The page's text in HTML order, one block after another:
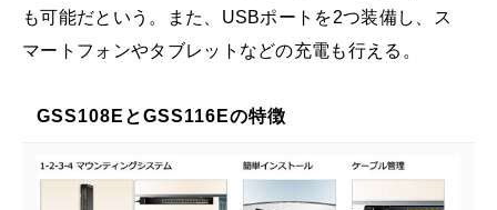
も可能だという。また、USBポートを2つ装備し、ス
マートフォンやタブレットなどの充電も行える。
GSS108EとGSS116Eの特徴